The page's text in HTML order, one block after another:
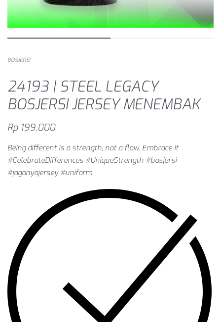
BOSJERSI
24193 | STEEL LEGACY
BOSJERSI JERSEY MENEMBAK
Rp 199,000
Being different is a strength, not a flaw. Embrace it
#CelebrateDifferences #UniqueStrength #bosjersi
#jagonyajersey #uniform